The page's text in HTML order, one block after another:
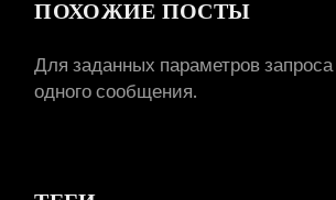
ПОХОЖИЕ ПОСТЫ
Для заданных параметров
одного сообщения.